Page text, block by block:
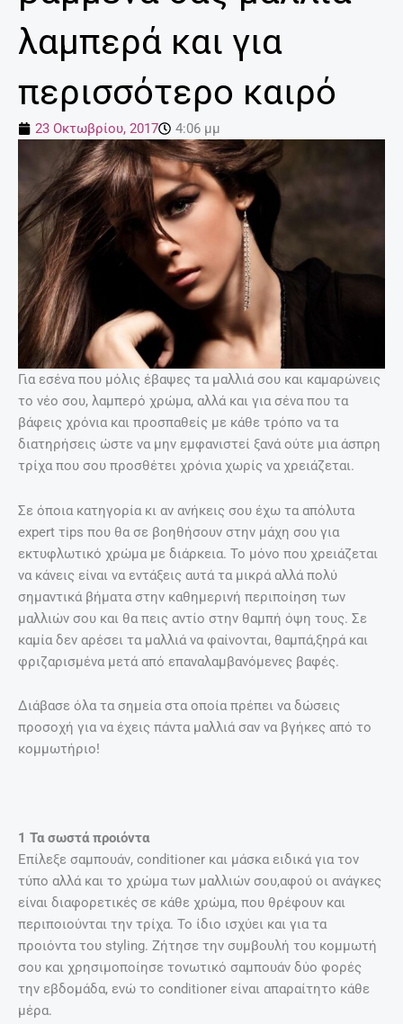
λαμπερά και για
περισσότερο καιρό
23 Οκτωβρίου, 2017 4:06 μμ
Για εσένα που μόλις έβαψες τα μαλλιά σου και καμαρώνεις
το νέο σου, λαμπερό χρώμα, αλλά και για σένα που τα
βάφεις χρόνια και προσπαθείς με κάθε τρόπο να τα
διατηρήσεις ώστε να μην εμφανιστεί ξανά ούτε μια άσπρη
τρίχα που σου προσθέτει χρόνια χωρίς να χρειάζεται.
Σε όποια κατηγορία κι αν ανήκεις σου έχω τα απόλυτα
expert τips που θα σε βοηθήσουν στην μάχη σου για
εκτυφλωτικό χρώμα με διάρκεια. Το μόνο που χρειάζεται
να κάνεις είναι να εντάξεις αυτά τα μικρά αλλά πολύ
σημαντικά βήματα στην καθημερινή περιποίηση των
μαλλιών σου και θα πεις αντίο στην θαμπή όψη τους. Σε
καμία δεν αρέσει τα μαλλιά να φαίνονται, θαμπά,ξηρά και
φριζαρισμένα μετά από επαναλαμβανόμενες βαφές.
Διάβασε όλα τα σημεία στα οποία πρέπει να δώσεις
προσοχή για να έχεις πάντα μαλλιά σαν να βγήκες από το
κομμωτήριο!
1 Τα σωστά προιόντα
Eπίλεξε σαμπουάν, conditioner και μάσκα ειδικά για τον
τύπο αλλά και το χρώμα των μαλλιών σου,αφού οι ανάγκες
είναι διαφορετικές σε κάθε χρώμα, που θρέφουν και
περιποιούνται την τρίχα. Το ίδιο ισχύει και για τα
προιόντα του styling. Ζήτησε την συμβουλή του κομμωτή
σου και χρησιμοποίησε τονωτικό σαμπουάν δύο φορές
την εβδομάδα, ενώ το conditioner είναι απαραίτητο κάθε
μέρα.